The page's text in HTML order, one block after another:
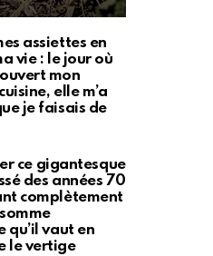
assiettes en
vie : le jour où
mon
elle m’a
je faisais de
ce gigantesque
des années 70
complètement
qu’il vaut en
le vertige